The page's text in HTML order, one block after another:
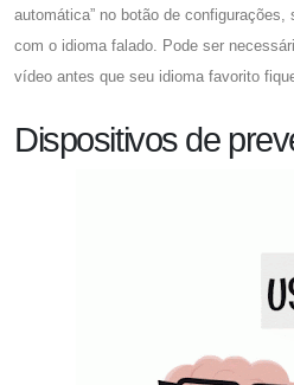
automática” no botão de
com o idioma falado. Pode ser
vídeo antes que seu idioma favorito
Dispositivos de